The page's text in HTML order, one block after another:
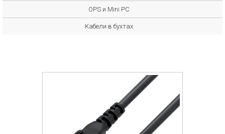
OPS и Mini PC
Кабели в бухтах